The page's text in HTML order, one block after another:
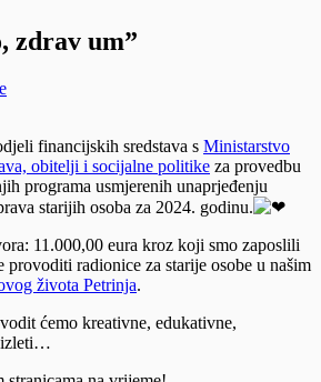
zdrav um”
financijskih sredstava s Ministarstvo
obitelji i socijalne politike za provedbu
programa usmjerenih unaprjeđenju
starijih osoba za 2024. godinu.
11.000,00 eura kroz koji smo zaposlili
radionice za starije osobe u našim
života Petrinja.
ćemo kreativne, edukativne,
izleti…